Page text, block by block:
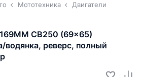
Мототехника
Двигатели
CB250 (69x65)
водянка, реверс, полный